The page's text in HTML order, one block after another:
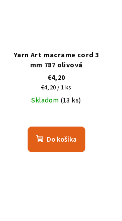
Yarn Art macrame cord 3
mm 787 olivová
€4,20
Jednotková
cena:
€4,20 / 1 ks
Skladom (13 ks)
Do košíka